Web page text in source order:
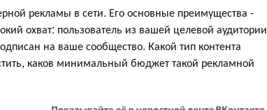
рекламы в сети. Его основные преимущества -
охват: пользователь из вашей целевой аудитории
на ваше сообщество. Какой тип контента
каков минимальный бюджет такой рекламной